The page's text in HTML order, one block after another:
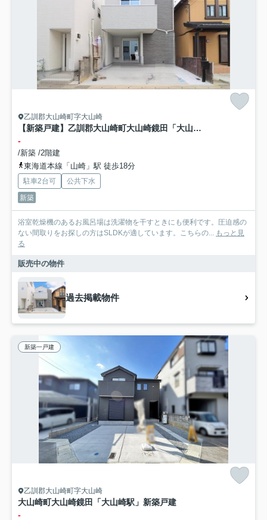
乙訓郡大山崎町字大山崎
【新築戸建】乙訓郡大山崎町大山崎鏡田「大山崎駅」1LDK+2S
-
/新築 /2階建
東海道本線「山崎」駅 徒歩18分
駐車2台可
公共下水
新築
浴室乾燥機のあるお風呂場は洗濯物を干すときにも便利です。圧迫感の
ない間取りをお探しの方はSLDKが適しています。こちらの...
もっと見
る
販売中の物件
過去掲載物件
新築一戸建
乙訓郡大山崎町字大山崎
大山崎町大山崎鏡田「大山崎駅」新築戸建
-